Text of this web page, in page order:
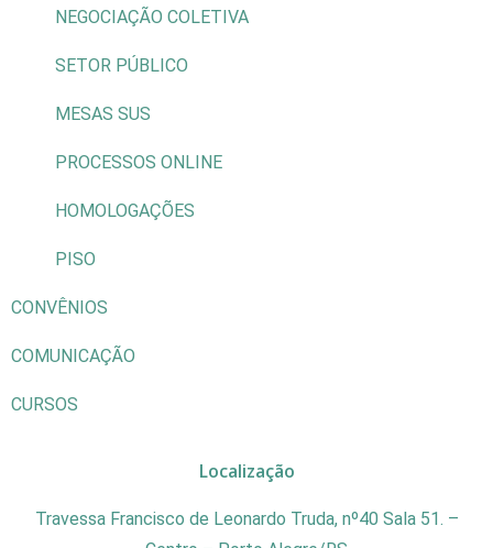
NEGOCIAÇÃO COLETIVA
SETOR PÚBLICO
MESAS SUS
PROCESSOS ONLINE
HOMOLOGAÇÕES
PISO
CONVÊNIOS
COMUNICAÇÃO
CURSOS
Localização
Travessa Francisco de Leonardo Truda, nº40 Sala 51. –